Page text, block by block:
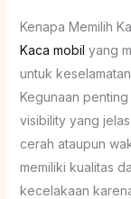
Kenapa Memilih
Kaca mobil yang
untuk
Kegunaan
visibility yang
cerah ataupun
memiliki kualitas
kecelakaan